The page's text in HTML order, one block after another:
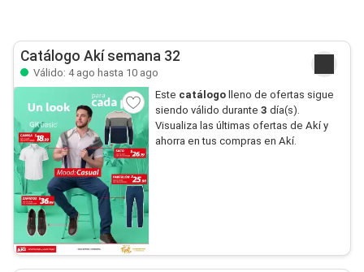
Catálogo Akí semana 32
Válido: 4 ago hasta 10 ago
Este catálogo lleno de ofertas sigue
siendo válido durante 3 día(s).
Visualiza las últimas ofertas de Akí y
ahorra en tus compras en Akí.